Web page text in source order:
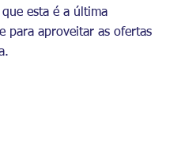
esta é a última
para aproveitar as ofertas